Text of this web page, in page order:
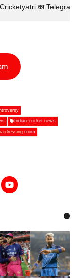
Cricketyatri का
Indian cricket news
dressing room